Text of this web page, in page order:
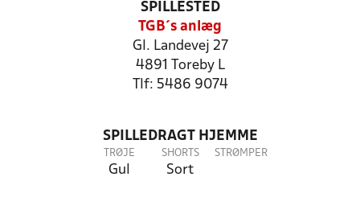
SPILLESTED
TGB´s anlæg
Gl. Landevej 27
4891 Toreby L
Tlf: 5486 9074
SPILLEDRAGT HJEMME
TRØJE
Gul
SHORTS
Sort
STRØMPER